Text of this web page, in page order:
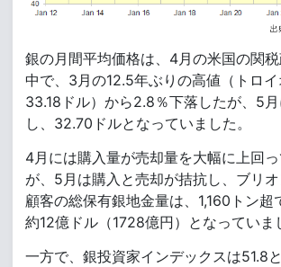
銀の月間平均価格は、4月の米国の関
中で、3月の12.5年ぶりの高値（トロイ
33.18ドル）から2.8％下落したが、5
し、32.70ドルとなっていました。
4月には購入量が売却量を大幅に上回
が、5月は購入と売却が拮抗し、ブリ
顧客の総保有銀地金量は、1,160トン超
約12億ドル（1728億円）となっていま
一方で、銀投資家インデックスは51.8